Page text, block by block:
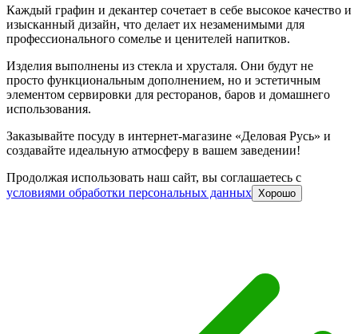
Каждый графин и декантер сочетает в себе высокое качество и
изысканный дизайн, что делает их незаменимыми для
профессионального сомелье и ценителей напитков.
Изделия выполнены из стекла и хрусталя. Они будут не
просто функциональным дополнением, но и эстетичным
элементом сервировки для ресторанов, баров и домашнего
использования.
Заказывайте посуду в интернет-магазине «Деловая Русь» и
создавайте идеальную атмосферу в вашем заведении!
Продолжая использовать наш сайт, вы соглашаетесь c
условиями обработки персональных данных Хорошо